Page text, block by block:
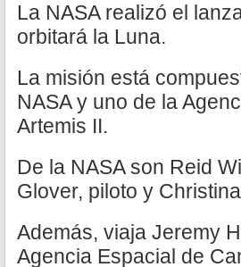
La NASA realizó el
orbitará la Luna.
La misión está
NASA y uno de la
Artemis II.
De la NASA son Reid
Glover, piloto y
Además, viaja Jeremy
Agencia Espacial de